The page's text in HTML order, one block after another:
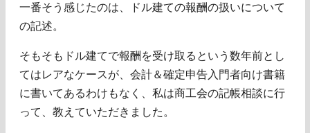
一番そう感じたのは、ドル建ての報酬の扱いについて
の記述。
そもそもドル建てで報酬を受け取るという数年前とし
てはレアなケースが、会計＆確定申告入門者向け書籍
に書いてあるわけもなく、私は商工会の記帳相談に行
って、教えていただきました。